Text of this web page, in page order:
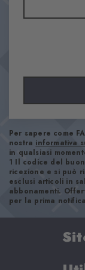
80%
Per sapere come
nostra informativa
in qualsiasi
1 Il codice del
ricezione e si può
esclusi articoli in
abbonamenti.
per la prima
Donna